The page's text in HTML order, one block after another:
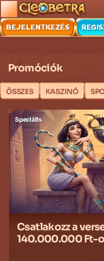
BEJELENTKEZÉS
Promóciók
ÖSSZES KASZINÓ
Speciális
Csatlakozz a
140.000.000 Ft-